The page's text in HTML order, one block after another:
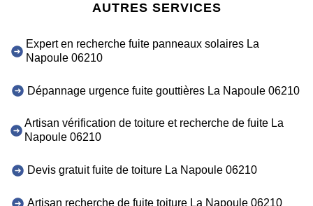
AUTRES SERVICES
Expert en recherche fuite panneaux solaires La
Napoule 06210
Dépannage urgence fuite gouttières La Napoule 06210
Artisan vérification de toiture et recherche de fuite La
Napoule 06210
Devis gratuit fuite de toiture La Napoule 06210
Artisan recherche de fuite toiture La Napoule 06210